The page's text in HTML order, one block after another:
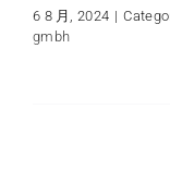
6 8 月, 2024 |
gmbh